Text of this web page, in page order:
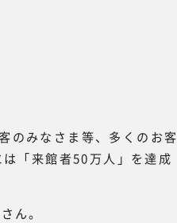
のみなさま等、多くのお客
「来館者50万人」を達成
ん。